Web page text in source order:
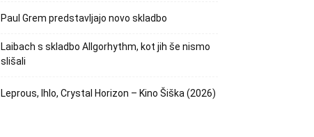
Paul Grem predstavljajo novo skladbo
Laibach s skladbo Allgorhythm, kot jih še nismo
slišali
Leprous, Ihlo, Crystal Horizon – Kino Šiška (2026)